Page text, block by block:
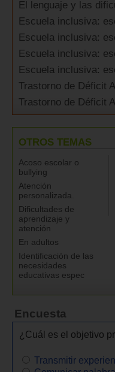
El lenguaje y las
Escuela inclusiva:
Escuela inclusiva:
Escuela inclusiva:
Escuela inclusiva:
Trastorno de Déficit
Trastorno de Déficit
OTROS TEMAS
Acoso escolar o
bullying
Atención
personalizada.
Dificultades de
aprendizaje y
atención
En adultos
Identificación de las
necesidades
educativas espec
Encuesta
¿Cuál es el objetivo
Transmitir